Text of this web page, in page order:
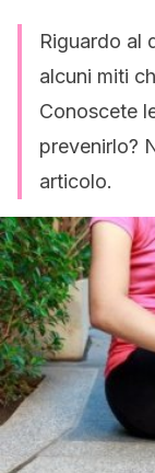
Riguardo al
alcuni miti
Conoscete
prevenirlo?
articolo.